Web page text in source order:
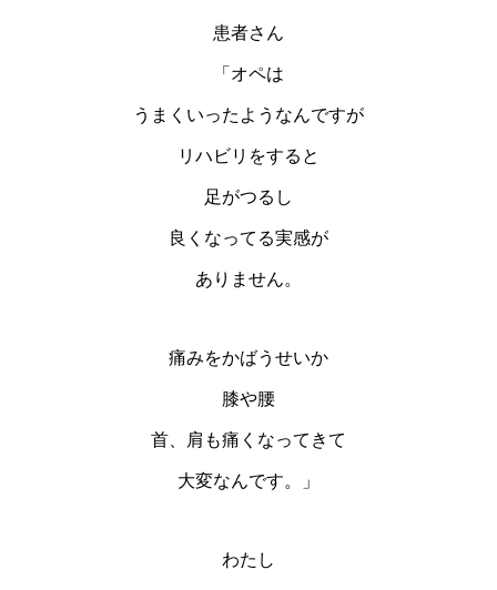
患者さん
「オペは
うまくいったようなんですが
リハビリをすると
足がつるし
良くなってる実感が
ありません。
痛みをかばうせいか
膝や腰
首、肩も痛くなってきて
大変なんです。」
わたし